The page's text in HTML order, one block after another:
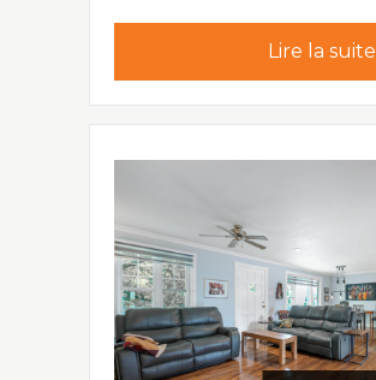
Lire la suite